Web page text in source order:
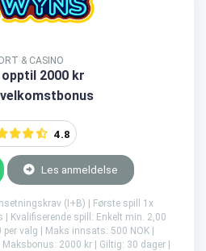
& CASINO
opptil 2000 kr
4.8
Les anmeldelse
(I+B) | Første spill 1x
Kvalifiserende spill: Enkelt min. 2,00
valg | Maks innsats: 500 NOK |
2000 kr | Giltig: 30 dager |